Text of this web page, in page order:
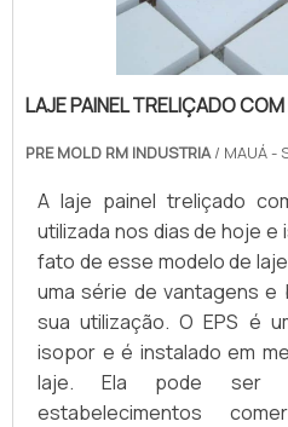
LAJE PAINEL TRELIÇADO
PRE MOLD RM INDUSTRIA / MAUÁ -
A laje painel treliçado
utilizada nos dias de hoje e
fato de esse modelo de
uma série de vantagens e
sua utilização. O EPS é
isopor e é instalado em
laje. Ela pode ser
estabelecimentos